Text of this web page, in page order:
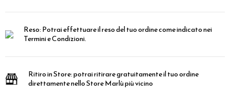
Reso:Potrai effettuare il reso del tuo ordine come indicato nei
Termini e Condizioni.
Ritiro in Store:potrai ritirare gratuitamente il tuo ordine
direttamente nello Store Marlù più vicino